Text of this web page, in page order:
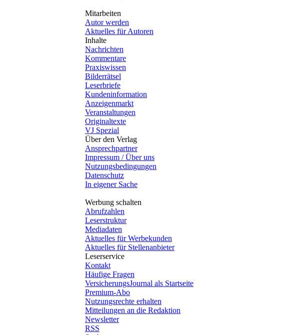
Mitarbeiten
Autor werden
Aktuelles für Autoren
Inhalte
Nachrichten
Kommentare
Praxiswissen
Bilderrätsel
Leserbriefe
Kundeninformation
Anzeigenmarkt
Veranstaltungen
Originaltexte
VJ Spezial
Über den Verlag
Ansprechpartner
Impressum / Über uns
Nutzungsbedingungen
Datenschutz
In eigener Sache
Werbung schalten
Abrufzahlen
Leserstruktur
Mediadaten
Aktuelles für Werbekunden
Aktuelles für Stellenanbieter
Leserservice
Kontakt
Häufige Fragen
VersicherungsJournal als Startseite
Premium-Abo
Nutzungsrechte erhalten
Mitteilungen an die Redaktion
Newsletter
RSS